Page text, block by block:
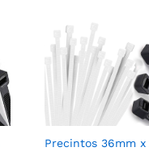
Precintos 36mm